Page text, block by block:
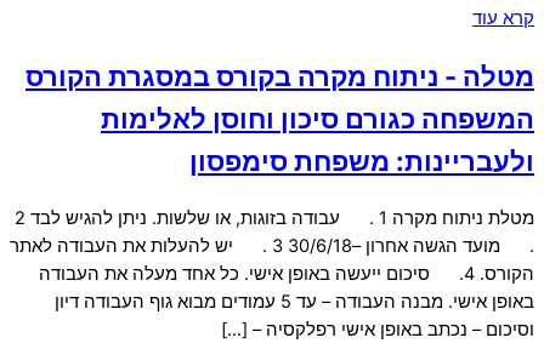
קרא עוד
מטלה - ניתוח מקרה בקורס במסגרת הקורס
המשפחה כגורם סיכון וחוסן לאלימות
ולעבריינות: משפחת סימפסון
מטלת ניתוח מקרה 1 . עבודה בזוגות, או שלשות. ניתן להגיש לבד 2
. מועד הגשה אחרון –30/6/18 3 . יש להעלות את העבודה לאתר
הקורס. 4. סיכום ייעשה באופן אישי. כל אחד מעלה את העבודה
באופן אישי. מבנה העבודה – עד 5 עמודים מבוא גוף העבודה דיון
וסיכום – נכתב באופן אישי רפלקסיה – […]